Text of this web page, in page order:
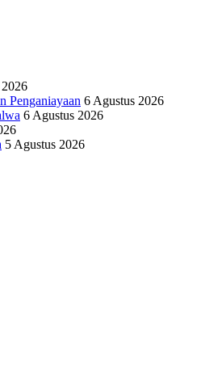
Penganiayaan 6 Agustus 2026
6 Agustus 2026
5 Agustus 2026